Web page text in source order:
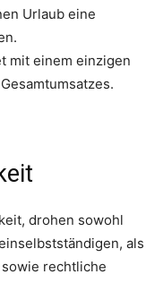
Urlaub eine
mit einem einzigen
drohen sowohl
als
rechtliche